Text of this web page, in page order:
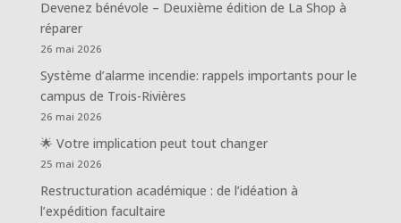
Devenez bénévole – Deuxième édition de La Shop à
réparer
26 mai 2026
Système d’alarme incendie: rappels importants pour le
campus de Trois-Rivières
26 mai 2026
🌟 Votre implication peut tout changer
25 mai 2026
Restructuration académique : de l’idéation à
l’expédition facultaire